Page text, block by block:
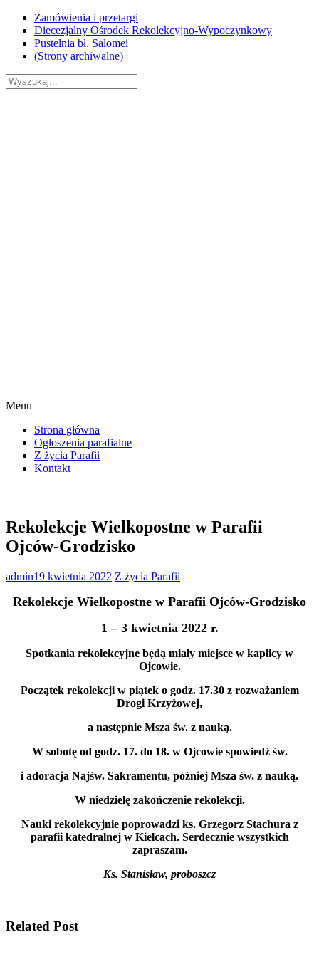
Skip
content
Zamówienia i przetargi
Diecezjalny Ośrodek Rekolekcyjno-Wypoczynkowy
Pustelnia bł. Salomei
(Strony archiwalne)
Menu
Strona główna
Ogłoszenia parafialne
Z życia Parafii
Kontakt
Rekolekcje Wielkopostne w Parafii
Ojców-Grodzisko
admin19 kwietnia 2022 Z życia Parafii
Rekolekcje Wielkopostne w Parafii Ojców-Grodzisko
1 – 3 kwietnia 2022 r.
Spotkania rekolekcyjne będą miały miejsce w kaplicy w
Ojcowie.
Początek rekolekcji w piątek o godz. 17.30 z rozważaniem
Drogi Krzyżowej,
a następnie Msza św. z nauką.
W sobotę od godz. 17. do 18. w Ojcowie spowiedź św.
i adoracja Najśw. Sakramentu, później Msza św. z nauką.
W niedzielę zakończenie rekolekcji.
Nauki rekolekcyjnie poprowadzi ks. Grzegorz Stachura z
parafii katedralnej w Kielcach. Serdecznie wszystkich
zapraszam.
Ks. Stanisław, proboszcz
Related Post